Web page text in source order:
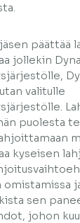
päättää
jollekin
valitulle
puolesta
kyseisen
omistamissa
sen
johon